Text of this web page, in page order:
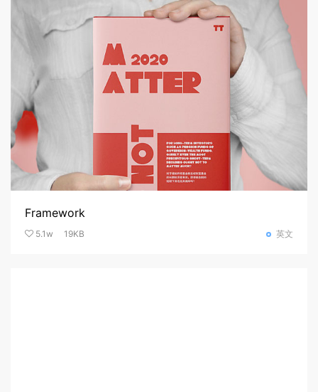
Framework
5.1w 19KB 英文